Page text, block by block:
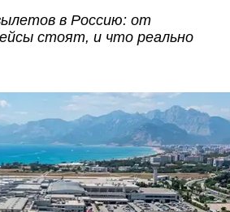
в Россию: от
стоят, и что реально